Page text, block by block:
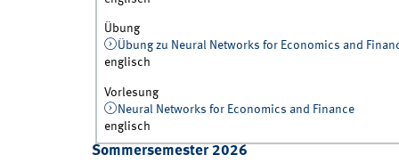
Übung
Übung zu Neural Networks for Economics and
englisch
Vorlesung
Neural Networks for Economics and Finance
englisch
Sommersemester 2026